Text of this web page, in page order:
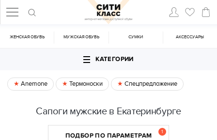
ЖЕНСКАЯ ОБУВЬ МУЖСКАЯ ОБУВЬ CУМКИ АКСЕССУАРЫ
КАТЕГОРИИ
Anemone Термоноски Спецпредложение
Сапоги мужские в Екатеринбурге
ПОДБОР ПО ПАРАМЕТРАМ 1